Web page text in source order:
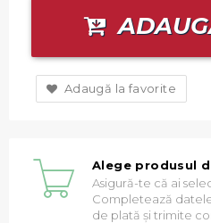
Adaugă la favorite
Alege produsul
Asigură-te că ai
Completează
de plată și trimite